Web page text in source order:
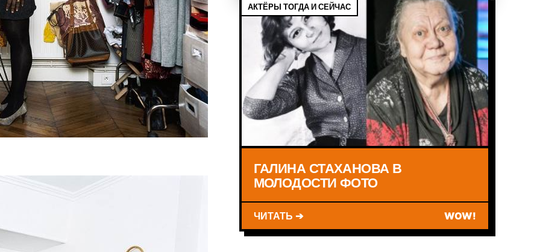
АКТЁРЫ ТОГДА И СЕЙЧАС
ГАЛИНА СТАХАНОВА В
МОЛОДОСТИ ФОТО
ЧИТАТЬ ➔ WOW!